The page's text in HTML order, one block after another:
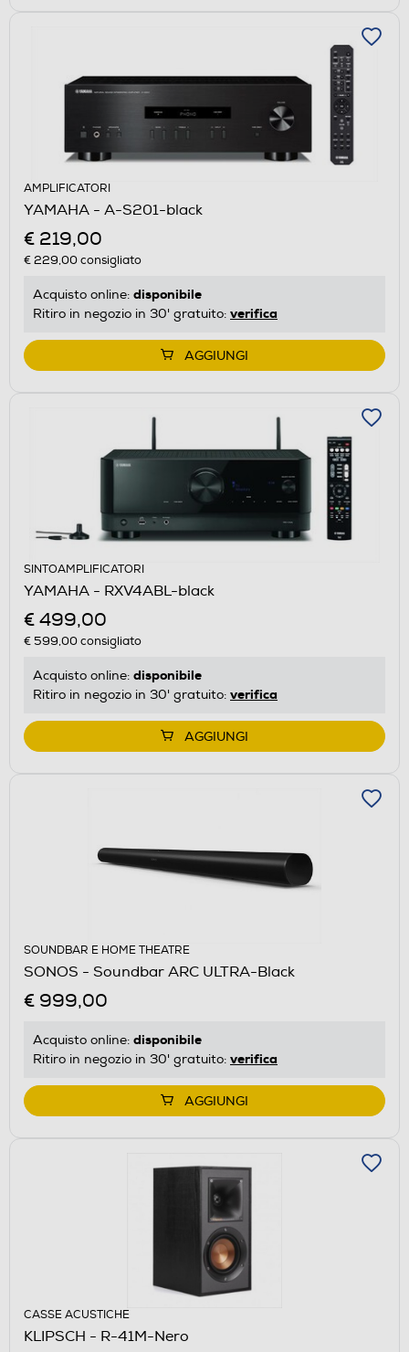
AMPLIFICATORI
YAMAHA - A-S201-black
€ 219,00
€ 229,00consigliato
Acquisto online: disponibile
Ritiro in negozio in 30' gratuito: verifica
AGGIUNGI
SINTOAMPLIFICATORI
YAMAHA - RXV4ABL-black
€ 499,00
€ 599,00consigliato
Acquisto online: disponibile
Ritiro in negozio in 30' gratuito: verifica
AGGIUNGI
SOUNDBAR E HOME THEATRE
SONOS - Soundbar ARC ULTRA-Black
€ 999,00
Acquisto online: disponibile
Ritiro in negozio in 30' gratuito: verifica
AGGIUNGI
CASSE ACUSTICHE
KLIPSCH - R-41M-Nero